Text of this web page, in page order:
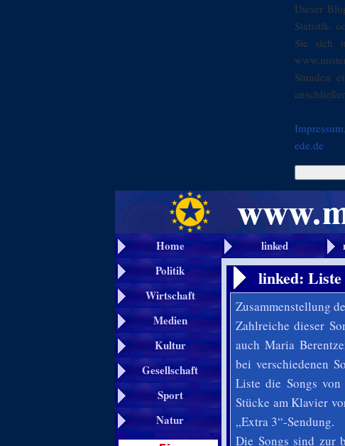
Dieser
Statistik-
Sie sich
Stunden
ede.de
Home linked
Politik
Wirtschaft
Medien
Kultur
Gesellschaft
Sport
Natur
linked: Liste
Zusammenstellung
Zahlreiche dieser
auch Maria
bei verschiedenen
Liste die Songs
Stücke am Klavier
„Extra 3“-Sendung.
Die Songs sind zur